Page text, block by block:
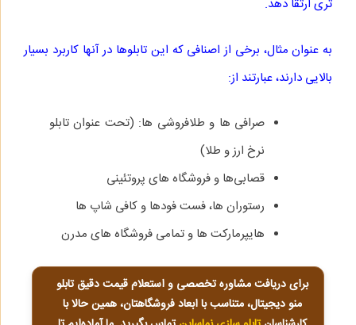
تری ارتقا دهد.
به عنوان مثال، برخی از اصنافی که این تابلوها در آنها کاربرد بسیار
بالایی دارند، عبارتند از:
صرافی‌ ها و طلافروشی‌ ها: (تحت عنوان تابلو
نرخ ارز و طلا)
قصابی‌ها و فروشگاه‌ های پروتئینی
رستوران‌ ها، فست‌ فودها و کافی‌ شاپ‌ ها
هایپرمارکت‌ ها و تمامی فروشگاه‌ های مدرن
برای دریافت مشاوره تخصصی و استعلام قیمت دقیق تابلو
منو دیجیتال، متناسب با ابعاد فروشگاهتان، همین حالا با